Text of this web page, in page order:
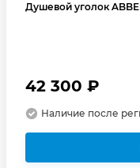
Душевой уголок
42 300 ₽
Наличие после